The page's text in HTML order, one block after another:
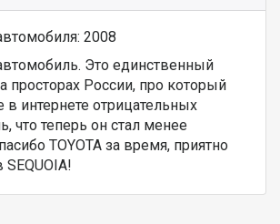
2008
Это единственный
просторах России, про который
в интернете отрицательных
что теперь он стал менее
TOYOTA за время, приятно